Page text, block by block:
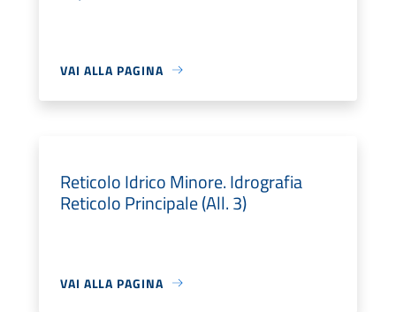
VAI ALLA PAGINA
Reticolo Idrico Minore. Idrografia
Reticolo Principale (All. 3)
VAI ALLA PAGINA